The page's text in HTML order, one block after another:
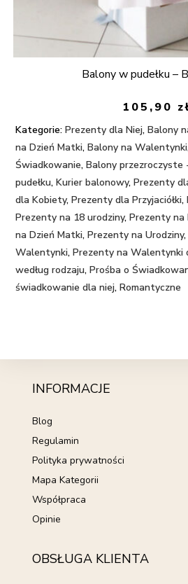
Balony w pudełku –
105,90
Kategorie: Prezenty dla Niej,Balony
na Dzień Matki,Balony na Walentynki
Świadkowanie,Balony przezroczyste
pudełku,Kurier balonowy,Prezenty
dla Kobiety,Prezenty dla Przyjaciółki,
Prezenty na 18 urodziny,Prezenty na
na Dzień Matki,Prezenty na Urodziny
Walentynki,Prezenty na Walentynki
według rodzaju,Prośba o
świadkowanie dla niej,Romantyczne
INFORMACJE
Blog
Regulamin
Polityka prywatności
Mapa Kategorii
Współpraca
Opinie
OBSŁUGA KLIENTA